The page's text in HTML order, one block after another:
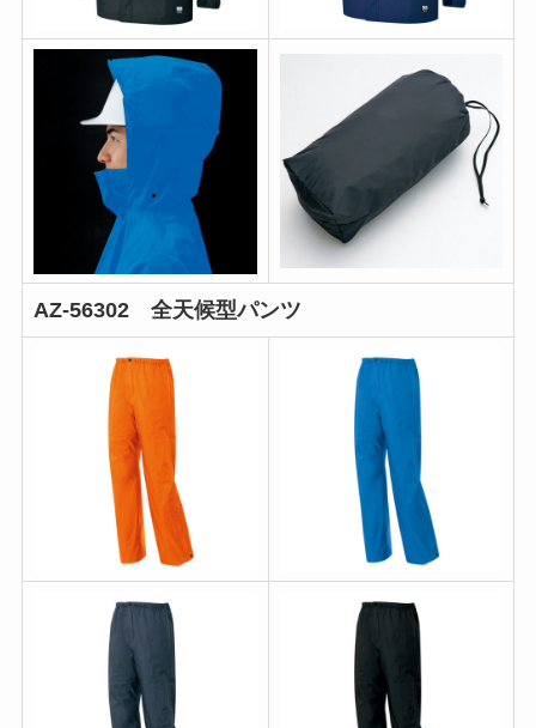
AZ-56302 全天候型パンツ